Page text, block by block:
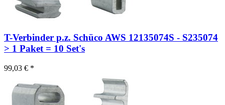
T-Verbinder p.z. Schüco AWS 12135074S - S235074
> 1 Paket = 10 Set's
99,03 € *